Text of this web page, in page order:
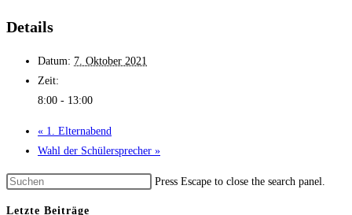
Details
Datum: 7. Oktober 2021
Zeit:
8:00 - 13:00
« 1. Eltern­abend
Wahl der Schüler­sprecher »
Press Escape to close the search panel.
Letzte Beiträge